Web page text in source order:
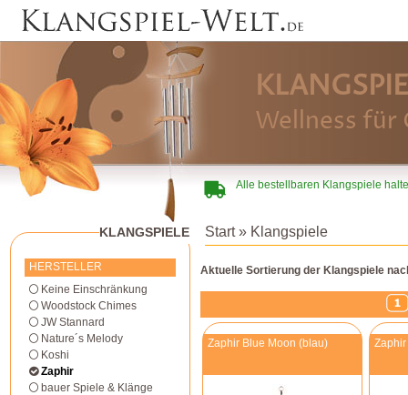
Wellness für
Alle bestellbaren Klangspiele
KLANGSPIELE
HERSTELLER
Keine Einschränkung
Woodstock Chimes
JW Stannard
Nature´s Melody
Koshi
Zaphir
bauer Spiele & Klänge
Start» Klangspiele
Aktuelle Sortierung der Klangspiele
Zaphir Blue Moon (blau)